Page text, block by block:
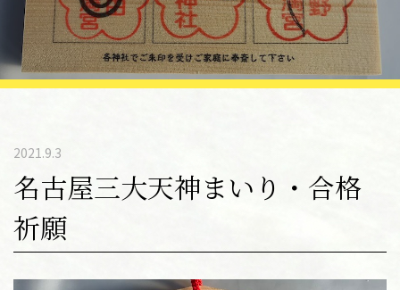
2021.9.3
名古屋三大天神まいり・合格
祈願